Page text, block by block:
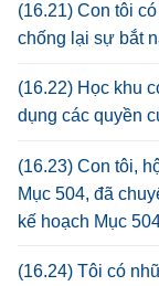
(16.21) Con tôi
chống lại sự bắt
(16.22) Học khu
dụng các quyền
(16.23) Con tôi,
Mục 504, đã
kế hoạch Mục
(16.24) Tôi có